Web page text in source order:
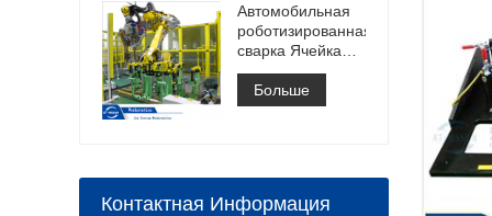
Автомобильная
роботизированная
сварка Ячейка
быстрой дуговой
сварки
Конструкция
Больше
Контактная Информация